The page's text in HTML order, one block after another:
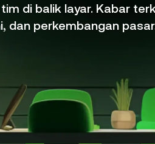
di balik layar. Kabar
dan perkembangan